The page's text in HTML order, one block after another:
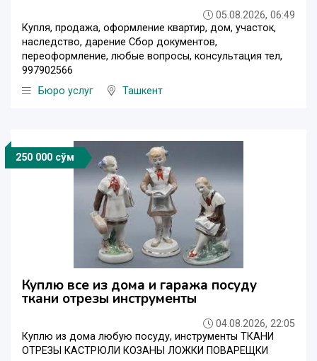
05.08.2026, 06:49
Купля, продажа, оформление квартир, дом, участок,
наследство, дарение Сбор документов,
переоформление, любые вопросы, консультация тел,
997902566
Бюро услуг
Ташкент
250 000 сўм
Куплю все из дома и гаража посуду
ткани отрезы инструменты
04.08.2026, 22:05
Куплю из дома любую посуду, инструменты ТКАНИ
ОТРЕЗЫ КАСТРЮЛИ КОЗАНЫ ЛОЖКИ ПОВАРЕЩКИ